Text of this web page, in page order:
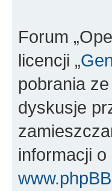
Forum
licencji „
pobrania
dyskusje
informacji